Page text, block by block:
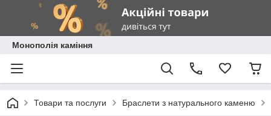
Монополія каміння
Товари та послуги Браслети з натурального каменю